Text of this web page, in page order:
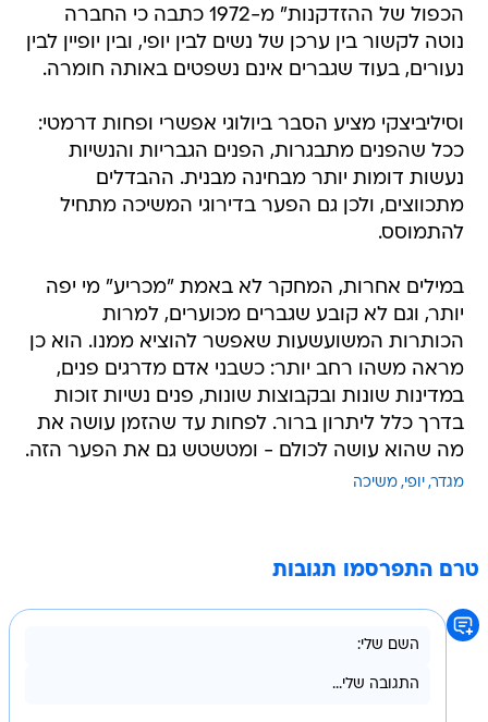
הכפול של ההזדקנות" מ-1972 כתבה כי החברה
נוטה לקשור בין ערכן של נשים לבין יופי, ובין יופיין לבין
נעורים, בעוד שגברים אינם נשפטים באותה חומרה.
וסיליביצקי מציע הסבר ביולוגי אפשרי ופחות דרמטי:
ככל שהפנים מתבגרות, הפנים הגבריות והנשיות
נעשות דומות יותר מבחינה מבנית. ההבדלים
מתכווצים, ולכן גם הפער בדירוגי המשיכה מתחיל
להתמוסס.
במילים אחרות, המחקר לא באמת "מכריע" מי יפה
יותר, וגם לא קובע שגברים מכוערים, למרות
הכותרות המשועשעות שאפשר להוציא ממנו. הוא כן
מראה משהו רחב יותר: כשבני אדם מדרגים פנים,
במדינות שונות ובקבוצות שונות, פנים נשיות זוכות
בדרך כלל ליתרון ברור. לפחות עד שהזמן עושה את
מה שהוא עושה לכולם - ומטשטש גם את הפער הזה.
מגדר יופי משיכה
טרם התפרסמו תגובות